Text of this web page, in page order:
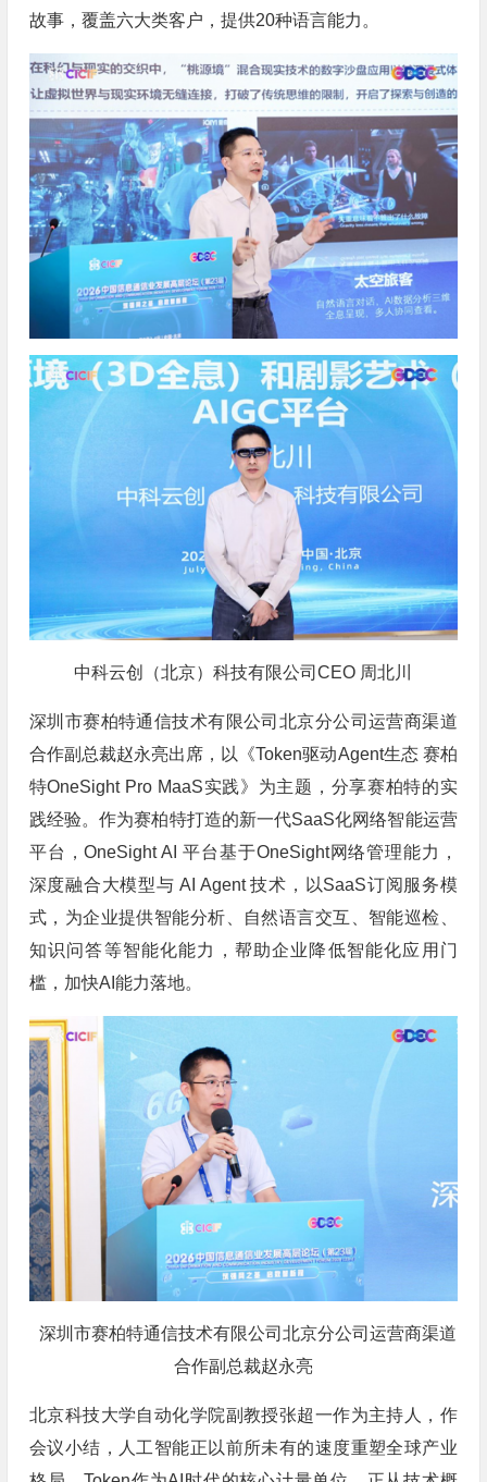
故事，覆盖六大类客户，提供20种语言能力。
中科云创（北京）科技有限公司CEO 周北川
深圳市赛柏特通信技术有限公司北京分公司运营商渠道
合作副总裁赵永亮出席，以《Token驱动Agent生态 赛柏
特OneSight Pro MaaS实践》为主题，分享赛柏特的实
践经验。作为赛柏特打造的新一代SaaS化网络智能运营
平台，OneSight AI 平台基于OneSight网络管理能力，
深度融合大模型与 AI Agent 技术，以SaaS订阅服务模
式，为企业提供智能分析、自然语言交互、智能巡检、
知识问答等智能化能力，帮助企业降低智能化应用门
槛，加快AI能力落地。
深圳市赛柏特通信技术有限公司北京分公司运营商渠道
合作副总裁赵永亮
北京科技大学自动化学院副教授张超一作为主持人，作
会议小结，人工智能正以前所未有的速度重塑全球产业